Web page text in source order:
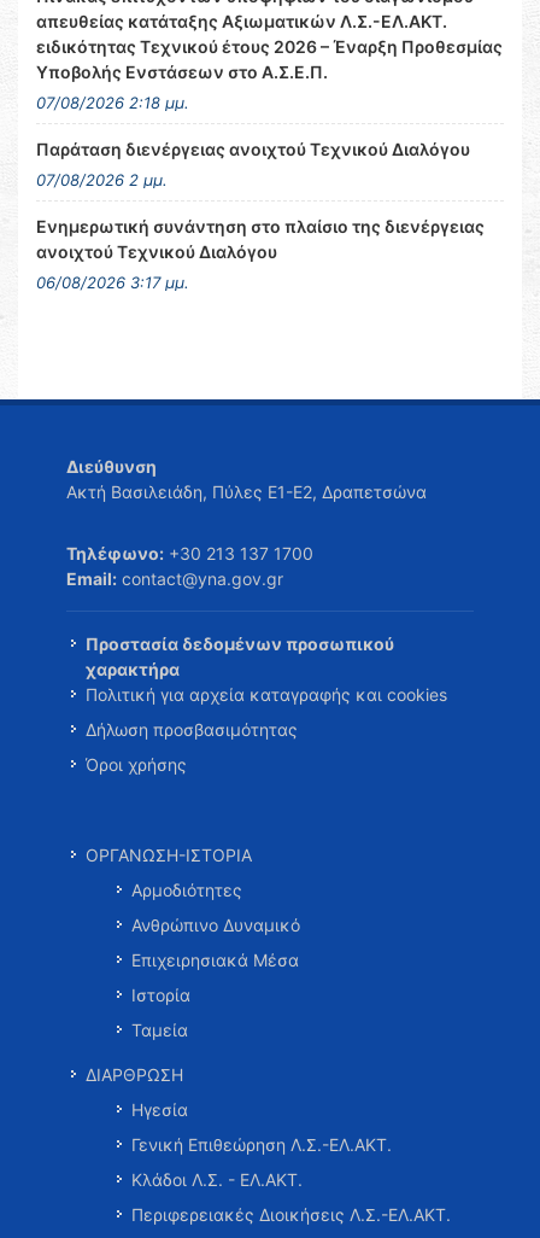
απευθείας κατάταξης Αξιωματικών Λ.Σ.-ΕΛ.ΑΚΤ.
ειδικότητας Τεχνικού έτους 2026 – Έναρξη Προθεσμίας
Υποβολής Ενστάσεων στο Α.Σ.Ε.Π.
07/08/2026 2:18 μμ.
Παράταση διενέργειας ανοιχτού Τεχνικού Διαλόγου
07/08/2026 2 μμ.
Ενημερωτική συνάντηση στο πλαίσιο της διενέργειας
ανοιχτού Τεχνικού Διαλόγου
06/08/2026 3:17 μμ.
Διεύθυνση
Ακτή Βασιλειάδη, Πύλες Ε1-Ε2, Δραπετσώνα
Τηλέφωνο: +30 213 137 1700
Email: contact@yna.gov.gr
Προστασία δεδομένων προσωπικού
χαρακτήρα
Πολιτική για αρχεία καταγραφής και cookies
Δήλωση προσβασιμότητας
Όροι χρήσης
ΟΡΓΑΝΩΣΗ-ΙΣΤΟΡΙΑ
Αρμοδιότητες
Ανθρώπινο Δυναμικό
Επιχειρησιακά Μέσα
Ιστορία
Ταμεία
ΔΙΑΡΘΡΩΣΗ
Ηγεσία
Γενική Επιθεώρηση Λ.Σ.-ΕΛ.ΑΚΤ.
Κλάδοι Λ.Σ. - ΕΛ.ΑΚΤ.
Περιφερειακές Διοικήσεις Λ.Σ.-ΕΛ.ΑΚΤ.